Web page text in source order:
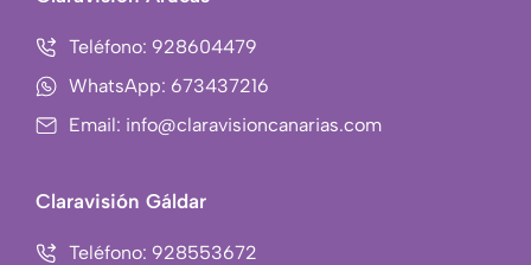
m
-
Teléfono: 928604479
WhatsApp: 673437216
Email: info@claravisioncanarias.com
Claravisión Gáldar
Teléfono: 928553672